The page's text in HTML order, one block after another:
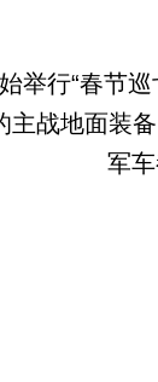
举行“春节
主战地面装
军车